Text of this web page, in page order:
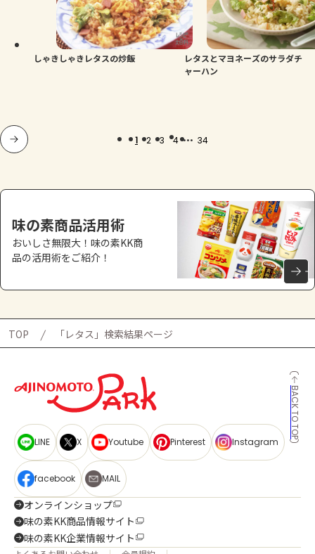
しゃきしゃきレタスの炒飯
レタスとマヨネーズのサラダチ
ャーハン
1 2 3 4 ... 34
味の素商品活用術
おいしさ無限大！味の素KK商
品の活用術をご紹介！
TOP 「レタス」検索結果ページ
BACK TO TOP
LINE X Youtube Pinterest Instagram
facebook MAIL
オンラインショップ
味の素KK商品情報サイト
味の素KK企業情報サイト